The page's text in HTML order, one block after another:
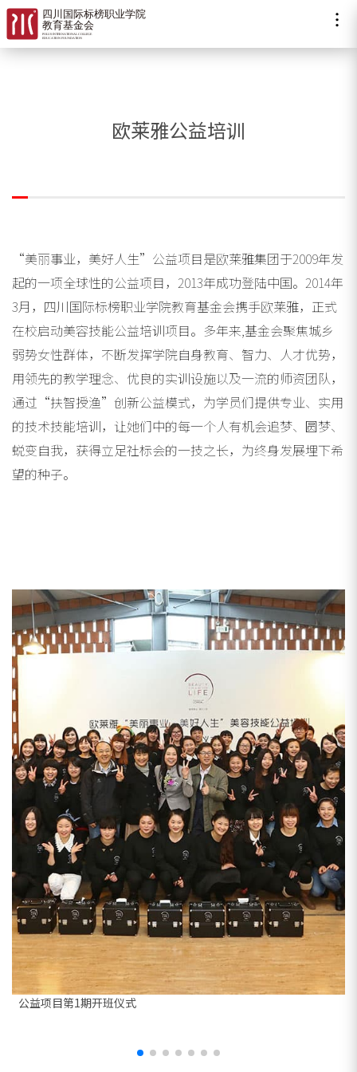
欧莱雅公益培训
“美丽事业，美好人生”公益项目是欧莱雅集团于2009年发
起的一项全球性的公益项目，2013年成功登陆中国。2014年
3月，四川国际标榜职业学院教育基金会携手欧莱雅，正式
在校启动美容技能公益培训项目。多年来,基金会聚焦城乡
弱势女性群体，不断发挥学院自身教育、智力、人才优势，
用领先的教学理念、优良的实训设施以及一流的师资团队，
通过“扶智授渔”创新公益模式，为学员们提供专业、实用
的技术技能培训，让她们中的每一个人有机会追梦、圆梦、
蜕变自我，获得立足社标会的一技之长，为终身发展埋下希
望的种子。
”公益项目第1期开班仪式